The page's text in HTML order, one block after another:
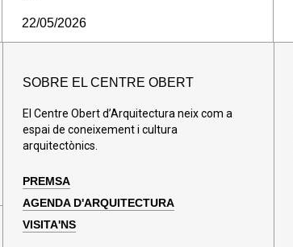
22/05/2026
SOBRE EL CENTRE OBERT
El Centre Obert d’Arquitectura neix com a
espai de coneixement i cultura
arquitectònics.
PREMSA
AGENDA D'ARQUITECTURA
VISITA'NS